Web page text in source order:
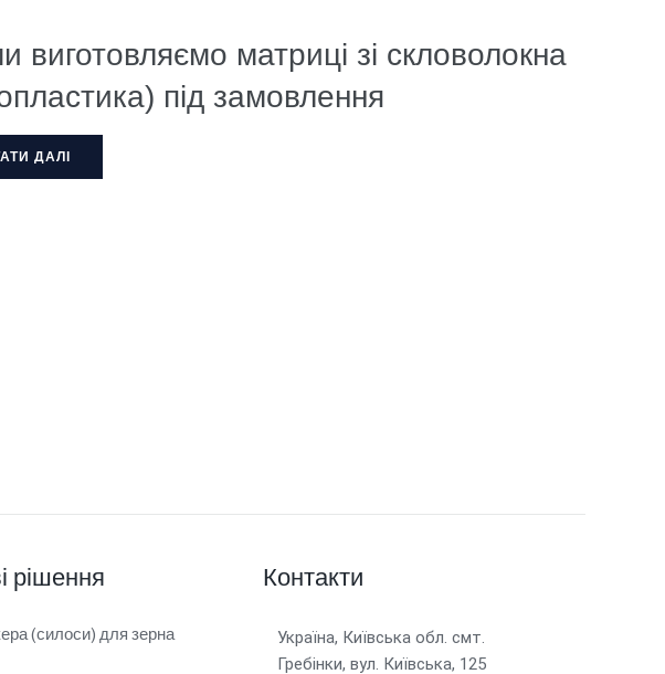
виготовляємо матриці зі скловолокна
під замовлення
ДАЛІ
рішення
(силоси) для зерна
Контакти
Україна, Київська обл. смт.
Гребінки, вул. Київська, 125